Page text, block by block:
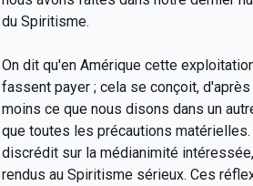
du Spiritisme.
On dit qu'en Amérique cette
fassent payer ; cela se conçoit,
moins ce que nous disons dans un
que toutes les précautions
discrédit sur la médianimité
rendus au Spiritisme sérieux. Ces